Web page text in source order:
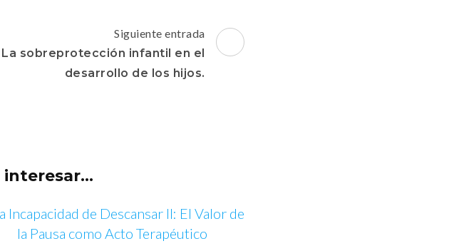
Siguiente entrada
La sobreprotección infantil en el
desarrollo de los hijos.